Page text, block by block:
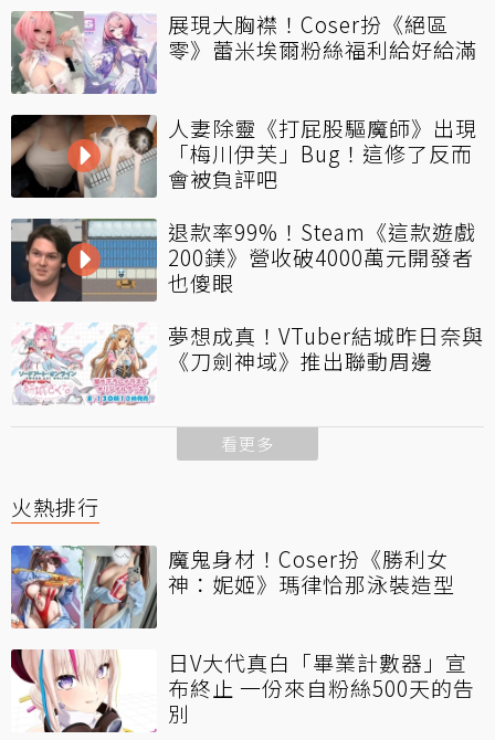
展現大胸襟！Coser扮《絕區
零》蕾米埃爾粉絲福利給好給滿
人妻除靈《打屁股驅魔師》出現
「梅川伊芙」Bug！這修了反而
會被負評吧
退款率99%！Steam《這款遊戲
200鎂》營收破4000萬元開發者
也傻眼
夢想成真！VTuber結城昨日奈與
《刀劍神域》推出聯動周邊
看更多
火熱排行
魔鬼身材！Coser扮《勝利女
神：妮姬》瑪律恰那泳裝造型
日V大代真白「畢業計數器」宣
布終止 一份來自粉絲500天的告
別